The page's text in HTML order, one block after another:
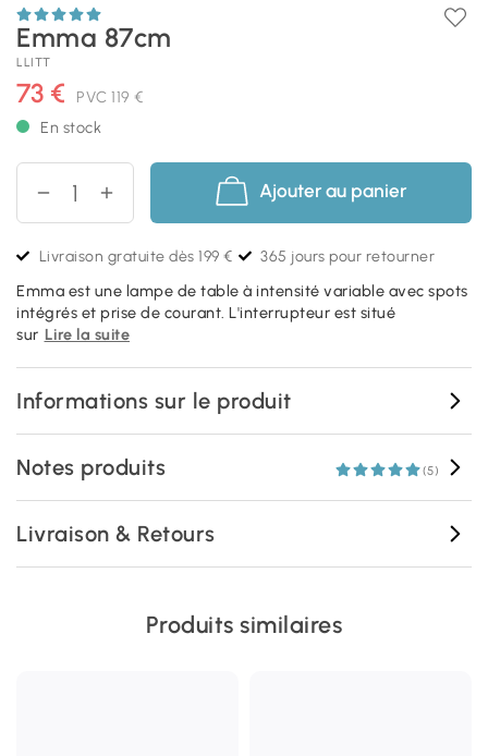
Emma 87cm
LLITT
73 € PVC 119 €
En stock
Ajouter au panier
Livraison gratuite dès 199 € 365 jours pour retourner
Emma est une lampe de table à intensité variable avec spots
intégrés et prise de courant. L'interrupteur est situé
sur Lire la suite
Informations sur le produit
Notes produits (5)
Livraison & Retours
Produits similaires